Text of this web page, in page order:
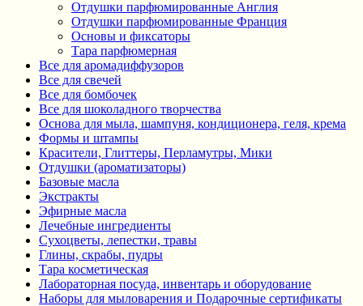
Отдушки парфюмированные Англия
Отдушки парфюмированные Франция
Основы и фиксаторы
Тара парфюмерная
Все для аромадиффузоров
Все для свечей
Все для бомбочек
Все для шоколадного творчества
Основа для мыла, шампуня, кондиционера, геля, крема
Формы и штампы
Красители, Глиттеры, Перламутры, Мики
Отдушки (ароматизаторы)
Базовые масла
Экстракты
Эфирные масла
Лечебные ингредиенты
Сухоцветы, лепестки, травы
Глины, скрабы, пудры
Тара косметическая
Лабораторная посуда, инвентарь и оборудование
Наборы для мыловарения и Подарочные сертификаты